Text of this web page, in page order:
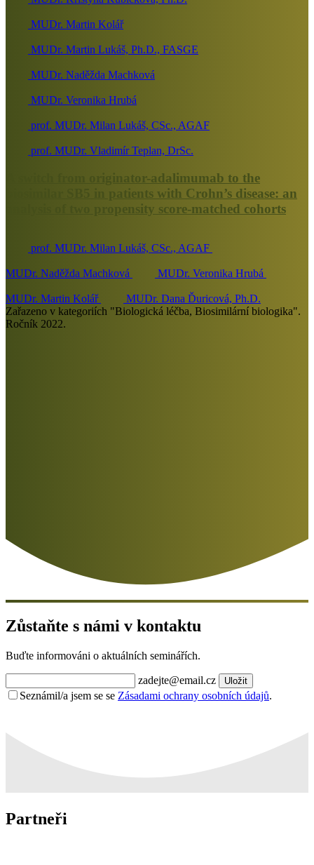
MUDr. Martin Kolář
MUDr. Martin Lukáš, Ph.D., FASGE
MUDr. Naděžda Machková
MUDr. Veronika Hrubá
prof. MUDr. Milan Lukáš, CSc., AGAF
prof. MUDr. Vladimír Teplan, DrSc.
A switch from originator-adalimumab to the
biosimilar SB5 in patients with Crohn’s disease: an
analysis of two propensity score-matched cohorts
prof. MUDr. Milan Lukáš, CSc., AGAF
MUDr. Naděžda Machková MUDr. Veronika Hrubá
MUDr. Martin Kolář
MUDr. Dana Ďuricová, Ph.D.
Zařazeno v kategoriích "Biologická léčba, Biosimilární biologika".
Ročník 2022.
Zůstaňte s námi v kontaktu
Buďte informováni o aktuálních seminářích.
zadejte@email.cz Uložit
Seznámil/a jsem se se Zásadami ochrany osobních údajů.
Partneři